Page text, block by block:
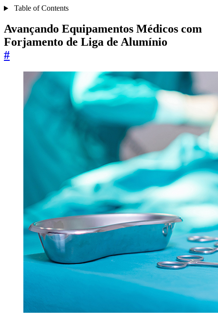
Table of Contents
Avançando Equipamentos Médicos com
Forjamento de Liga de Alumínio
#